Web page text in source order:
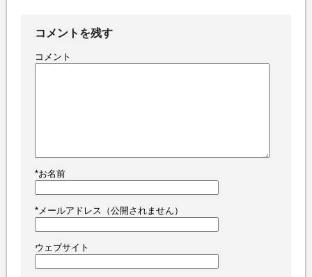
コメントを残す
コメント
*お名前
*メールアドレス（公開されません）
ウェブサイト